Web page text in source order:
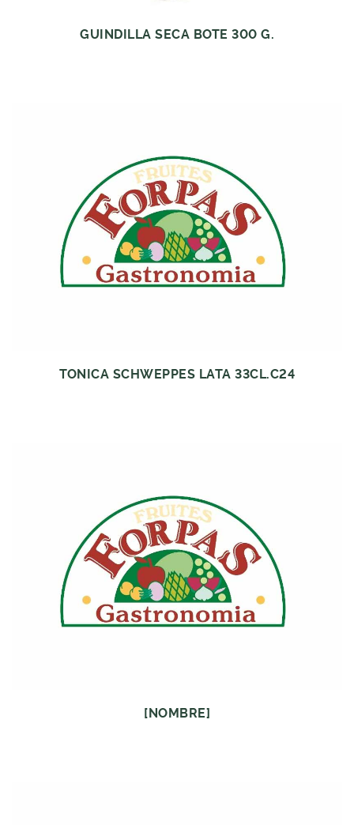
GUINDILLA SECA BOTE 300 G.
TONICA SCHWEPPES LATA 33CL.C24
[NOMBRE]